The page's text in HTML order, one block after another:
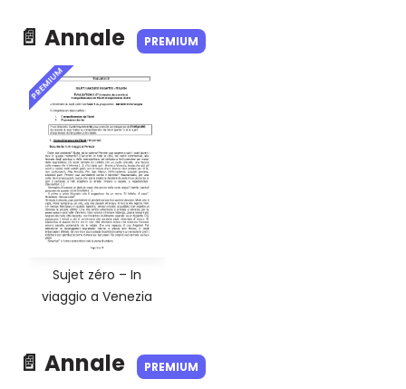
📄 Annale PREMIUM
PREMIUM
Sujet zéro – In
viaggio a Venezia
📄 Annale PREMIUM